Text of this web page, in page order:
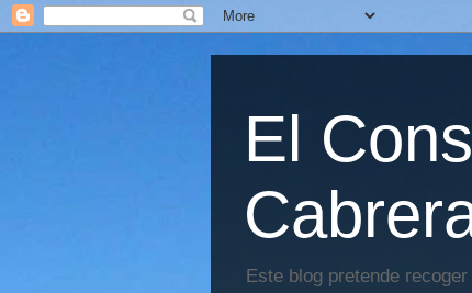
El
Este blog pretende